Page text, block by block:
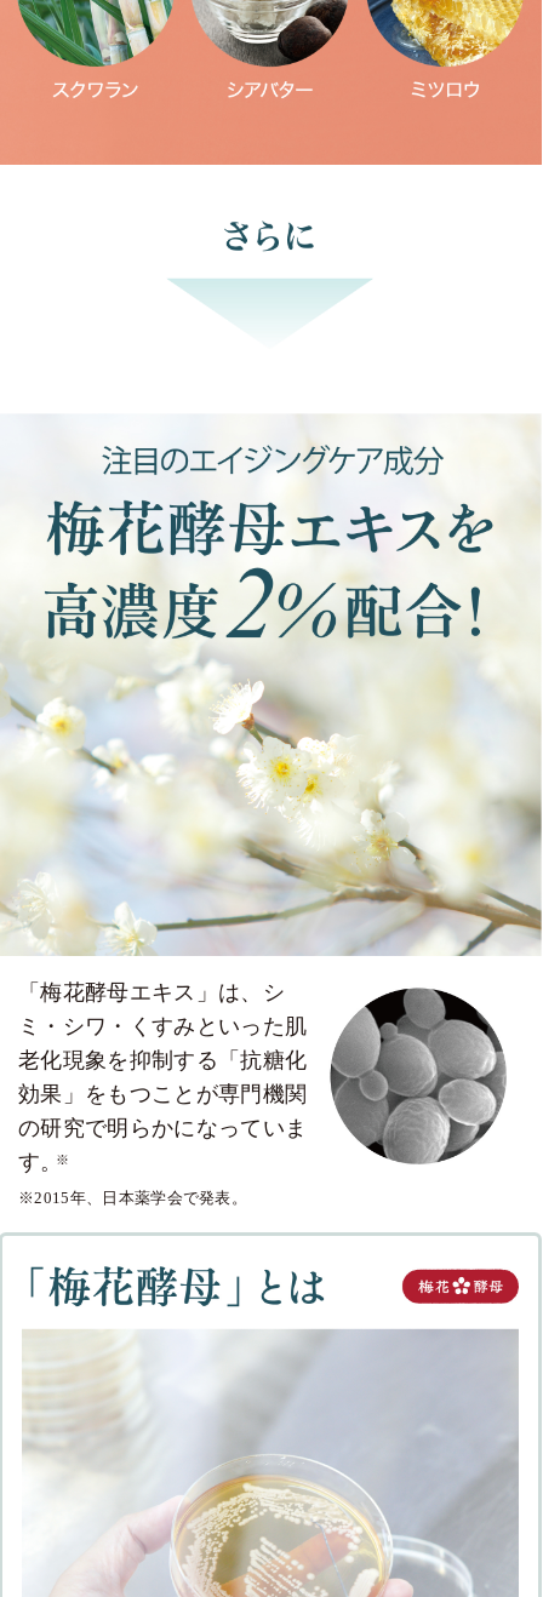
「梅花酵母エキス」は、シ
ミ・シワ・くすみといった肌
老化現象を抑制する「抗糖化
効果」をもつことが専門機関
の研究で明らかになっていま
す。※
※2015年、日本薬学会で発表。